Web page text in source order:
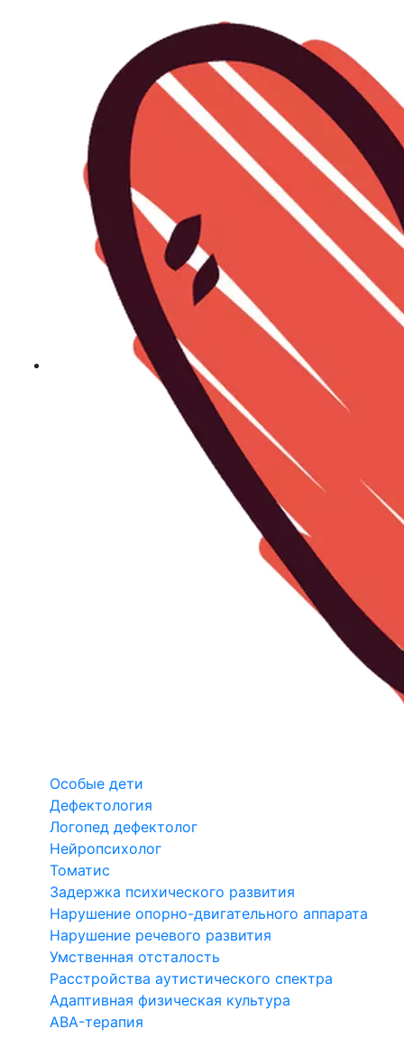
Особые дети
Дефектология
Логопед дефектолог
Нейропсихолог
Томатис
Задержка психического развития
Нарушение опорно-двигательного аппарата
Нарушение речевого развития
Умственная отсталость
Расстройства аутистического спектра
Адаптивная физическая культура
ABA-терапия